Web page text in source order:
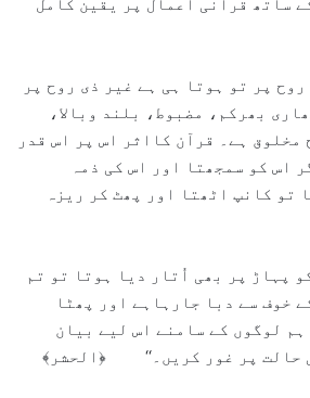
پر تو ہوتا ہی ہے غیر ذی روح پر
بھرکم، مضبوط، بلند وبالا،
مخلوق ہے۔ قرآن کااثر اس پر اس قدر
اس کو سمجھتا اور اس کی ذمہ
تو کانپ اٹھتا اور پھٹ کر ریزہ
پہاڑ پر بھی اُتار دیا ہوتا تو تم
خوف سے دبا جارہاہے اور پھٹا
لوگوں کے سامنے اس لیے بیان
حالت پر غور کریں۔‘‘ ﴿الحشر﴾